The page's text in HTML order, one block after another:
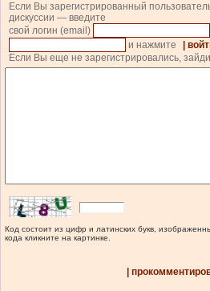
Если Вы зарегистрированный
дискуссии — введите
свой логин (email)
и нажмите
|
Если Вы еще не зарегистрировались,
Код состоит из цифр и латинских букв,
кода кликните на картинке.
|